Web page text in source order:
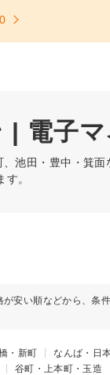
| 電子
池田・豊中・箕面
。
安い順などから、条
・新町 なんば・日
谷町・上本町・玉造